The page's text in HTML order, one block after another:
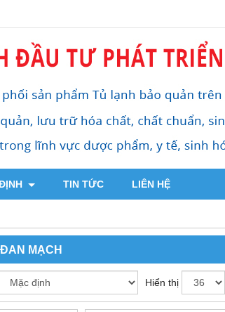
TIN TỨC LIÊN HỆ
MẠCH
Hiển thị